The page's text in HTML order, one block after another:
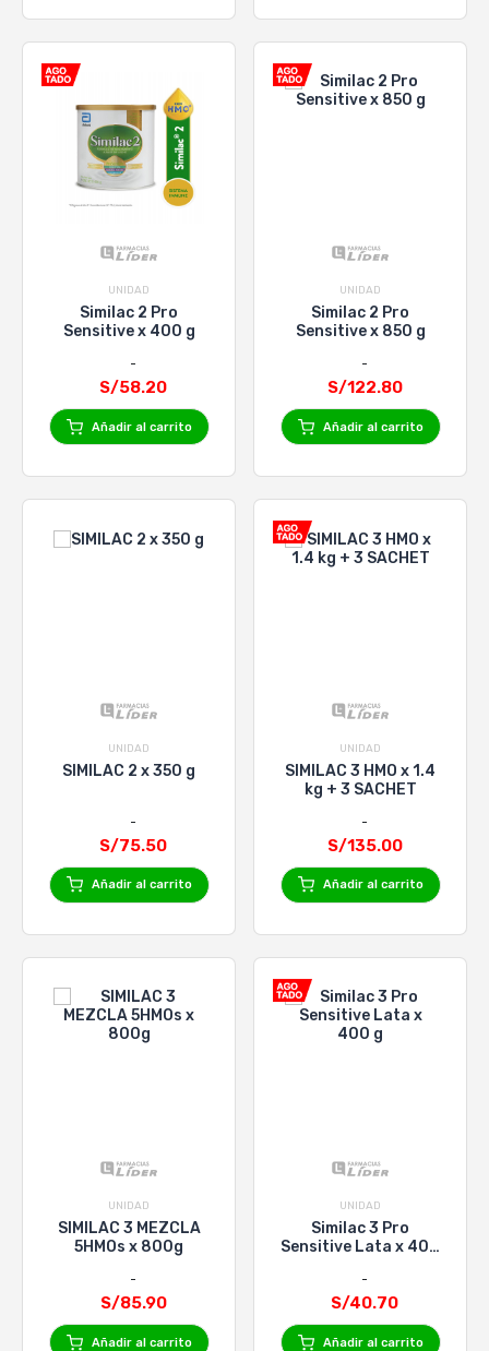
UNIDAD
Similac 2 Pro
Sensitive x 400 g
S/58.20
Añadir al carrito
UNIDAD
Similac 2 Pro
Sensitive x 850 g
S/122.80
Añadir al carrito
UNIDAD
SIMILAC 2 x 350 g
S/75.50
Añadir al carrito
UNIDAD
SIMILAC 3 HMO x 1.4
kg + 3 SACHET
S/135.00
Añadir al carrito
UNIDAD
SIMILAC 3 MEZCLA
5HMOs x 800g
S/85.90
Añadir al carrito
UNIDAD
Similac 3 Pro
Sensitive Lata x 400
S/40.70
Añadir al carrito